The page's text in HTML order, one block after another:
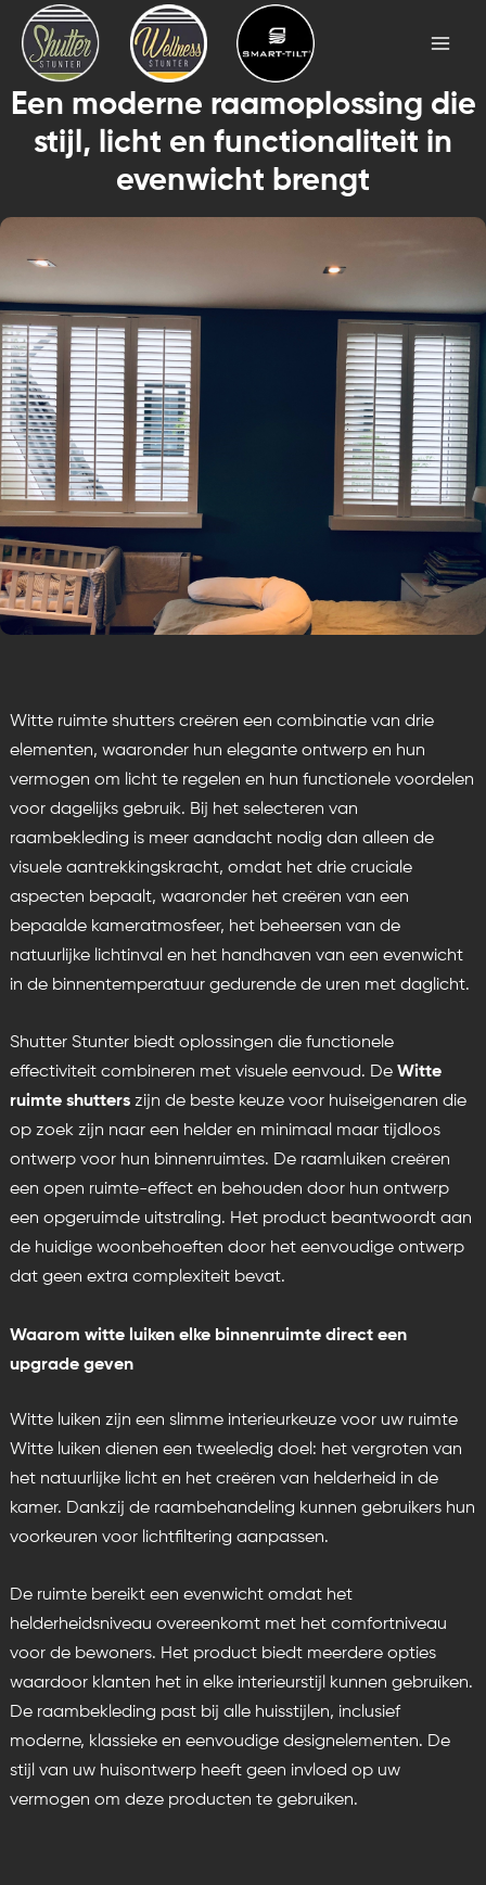
Skip
content
Een moderne raamoplossing die
stijl, licht en functionaliteit in
evenwicht brengt
Witte ruimte shutters creëren een combinatie van drie
elementen, waaronder hun elegante ontwerp en hun
vermogen om licht te regelen en hun functionele voordelen
voor dagelijks gebruik. Bij het selecteren van
raambekleding is meer aandacht nodig dan alleen de
visuele aantrekkingskracht, omdat het drie cruciale
aspecten bepaalt, waaronder het creëren van een
bepaalde kameratmosfeer, het beheersen van de
natuurlijke lichtinval en het handhaven van een evenwicht
in de binnentemperatuur gedurende de uren met daglicht.
Shutter Stunter biedt oplossingen die functionele
effectiviteit combineren met visuele eenvoud. De Witte
ruimte shutterszijn de beste keuze voor huiseigenaren die
op zoek zijn naar een helder en minimaal maar tijdloos
ontwerp voor hun binnenruimtes. De raamluiken creëren
een open ruimte-effect en behouden door hun ontwerp
een opgeruimde uitstraling. Het product beantwoordt aan
de huidige woonbehoeften door het eenvoudige ontwerp
dat geen extra complexiteit bevat.
Waarom witte luiken elke binnenruimte direct een
upgrade geven
Witte luiken zijn een slimme interieurkeuze voor uw ruimte
Witte luiken dienen een tweeledig doel: het vergroten van
het natuurlijke licht en het creëren van helderheid in de
kamer. Dankzij de raambehandeling kunnen gebruikers hun
voorkeuren voor lichtfiltering aanpassen.
De ruimte bereikt een evenwicht omdat het
helderheidsniveau overeenkomt met het comfortniveau
voor de bewoners. Het product biedt meerdere opties
waardoor klanten het in elke interieurstijl kunnen gebruiken.
De raambekleding past bij alle huisstijlen, inclusief
moderne, klassieke en eenvoudige designelementen. De
stijl van uw huisontwerp heeft geen invloed op uw
vermogen om deze producten te gebruiken.